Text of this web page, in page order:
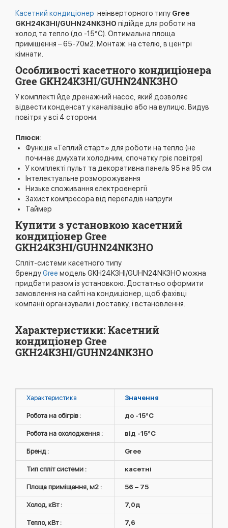
Касетний кондиціонер неінверторного типу Gree
GKH24K3HI/GUHN24NK3HO підійде для роботи на
холод та тепло (до -15°C). Оптимальна площа
приміщення – 65-70м2. Монтаж: на стелю, в центрі
кімнати.
Особливості касетного кондиціонера
Gree GKH24K3HI/GUHN24NK3HO
У комплекті йде дренажний насос, який дозволяє
відвести конденсат у каналізацію або на вулицю. Видув
повітря у всі 4 сторони.
Плюси:
Функція «Теплий старт» для роботи на тепло (не
починає дмухати холодним, спочатку гріє повітря)
У комплекті пульт та декоративна панель 95 на 95 см
Інтелектуальне розморожування
Низьке споживання електроенергії
Захист компресора від перепадів напруги
Таймер
Купити з установкою касетний
кондиціонер Gree
GKH24K3HI/GUHN24NK3HO
Спліт-системи касетного типу
брендуGree модель GKH24K3HI/GUHN24NK3HO можна
придбати разом із установкою. Достатньо оформити
замовлення на сайті на кондиціонер, щоб фахівці
компанії організували і доставку, і встановлення.
Характеристики: Касетний
кондиціонер Gree
GKH24K3HI/GUHN24NK3HO
Характеристика Значення
Робота на обігрів : до -15°C
Робота на охолодження : від -15°C
Бренд : Gree
Тип спліт системи : касетні
Площа приміщення, м2 : 56 – 75
Холод, кВт : 7,0д
Тепло, кВт : 7,6